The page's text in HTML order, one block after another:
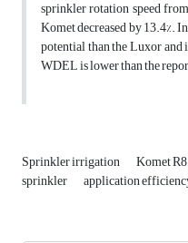
sprinkler rotation speed
Komet decreased by 13.4%.
potential than the Luxor
WDEL is lower than the
Sprinkler irrigation Komet
sprinkler application